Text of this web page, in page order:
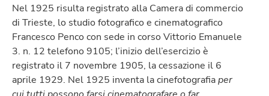
Nel 1925 risulta registrato alla Camera di commercio
di Trieste, lo studio fotografico e cinematografico
Francesco Penco con sede in corso Vittorio Emanuele
3. n. 12 telefono 9105; l’inizio dell’esercizio è
registrato il 7 novembre 1905, la cessazione il 6
aprile 1929. Nel 1925 inventa la cinefotografiaper